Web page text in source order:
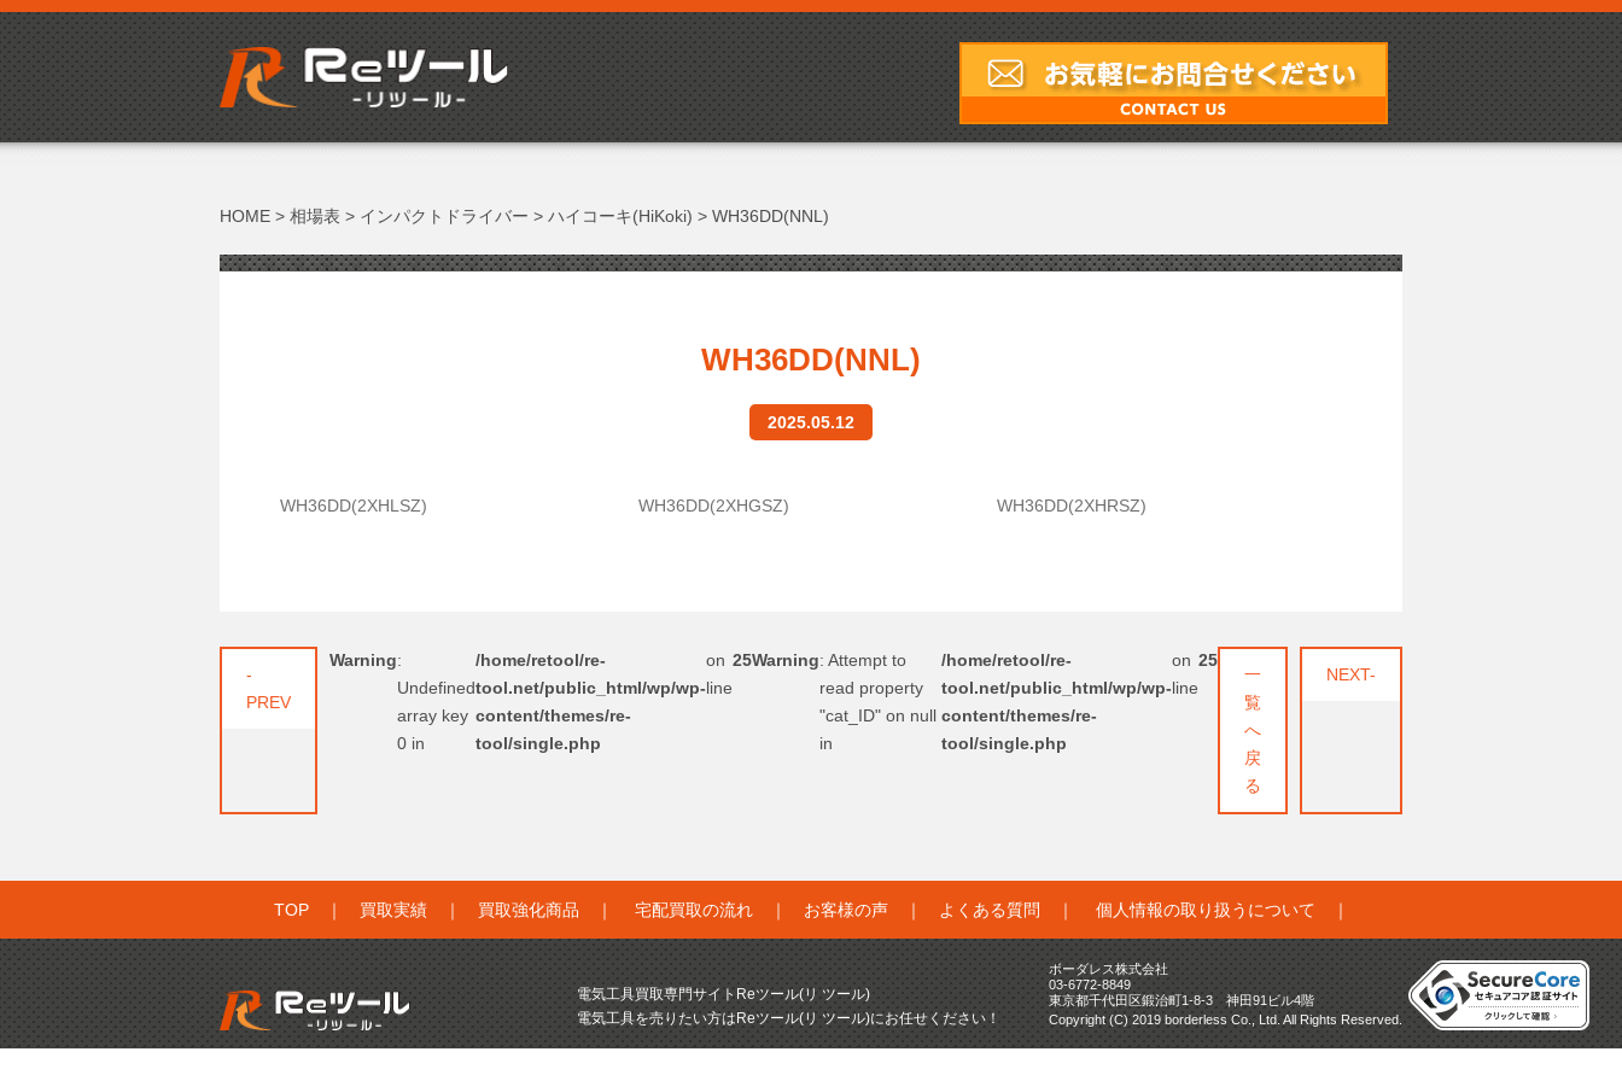
HOME > 相場表 > インパクトドライバー > ハイコーキ(HiKoki) > WH36DD(NNL)
WH36DD(NNL)
2025.05.12
WH36DD(2XHLSZ) WH36DD(2XHGSZ) WH36DD(2XHRSZ)
-
PREV
Warning:
Undefined
array key
0 in
/home/retool/re-
tool.net/public_html/wp/wp-
content/themes/re-
tool/single.php
on
line
25Warning: Attempt to
read property
"cat_ID" on null
in
/home/retool/re-
tool.net/public_html/wp/wp-
content/themes/re-
tool/single.php
on
line
25
一
覧
へ
戻
る
NEXT-
TOP｜ 買取実績｜ 買取強化商品 ｜ 宅配買取の流れ｜ お客様の声｜ よくある質問 ｜ 個人情報の取り扱うについて ｜
電気工具買取専門サイトReツール(リ ツール)
電気工具を売りたい方はReツール(リ ツール)にお任せください！
ボーダレス株式会社
03-6772-8849
東京都千代田区鍛治町1-8-3 神田91ビル4階
Copyright (C) 2019 borderless Co., Ltd. All Rights Reserved.